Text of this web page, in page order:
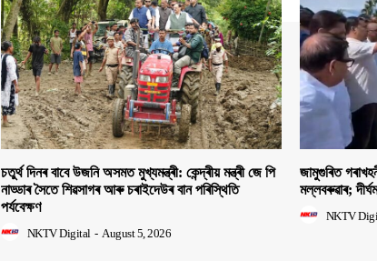
চতুৰ্থ দিনৰ বাবে উজনি অসমত মুখ্যমন্ত্ৰী: কেন্দ্ৰীয় মন্ত্ৰী জে পি
নাড্ডাৰ সৈতে শিৱসাগৰ আৰু চৰাইদেউৰ বান পৰিস্থিতি
পৰ্যবেক্ষণ
NKTV Digital - August 5, 2026
জামুগুৰিত
মল্লবৰুৱাৰ;
NKTV